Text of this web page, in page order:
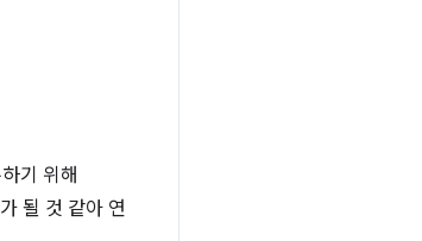
기 위해
될 것 같아 연